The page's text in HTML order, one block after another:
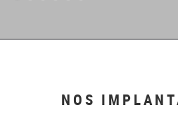
Panneau
Panneau
Panneau
Panneau
Panneau
NOS